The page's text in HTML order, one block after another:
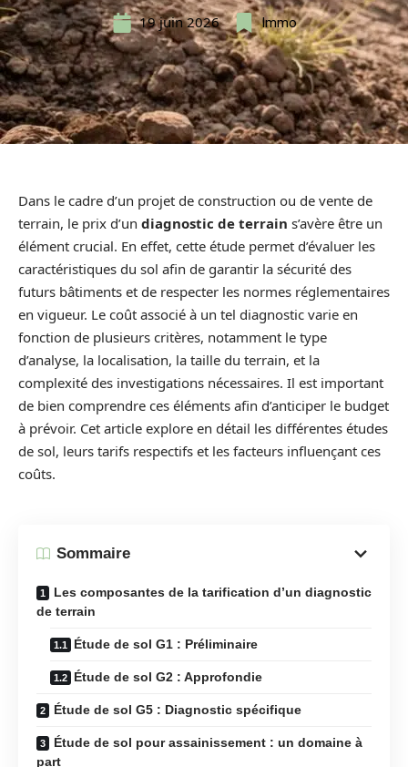
19 juin 2026 Immo
Dans le cadre d’un projet de construction ou de vente de
terrain, le prix d’un diagnostic de terrain s’avère être un
élément crucial. En effet, cette étude permet d’évaluer les
caractéristiques du sol afin de garantir la sécurité des
futurs bâtiments et de respecter les normes réglementaires
en vigueur. Le coût associé à un tel diagnostic varie en
fonction de plusieurs critères, notamment le type
d’analyse, la localisation, la taille du terrain, et la
complexité des investigations nécessaires. Il est important
de bien comprendre ces éléments afin d’anticiper le budget
à prévoir. Cet article explore en détail les différentes études
de sol, leurs tarifs respectifs et les facteurs influençant ces
coûts.
Sommaire
Les composantes de la tarification d’un diagnostic
de terrain
Étude de sol G1 : Préliminaire
Étude de sol G2 : Approfondie
Étude de sol G5 : Diagnostic spécifique
Étude de sol pour assainissement : un domaine à
part